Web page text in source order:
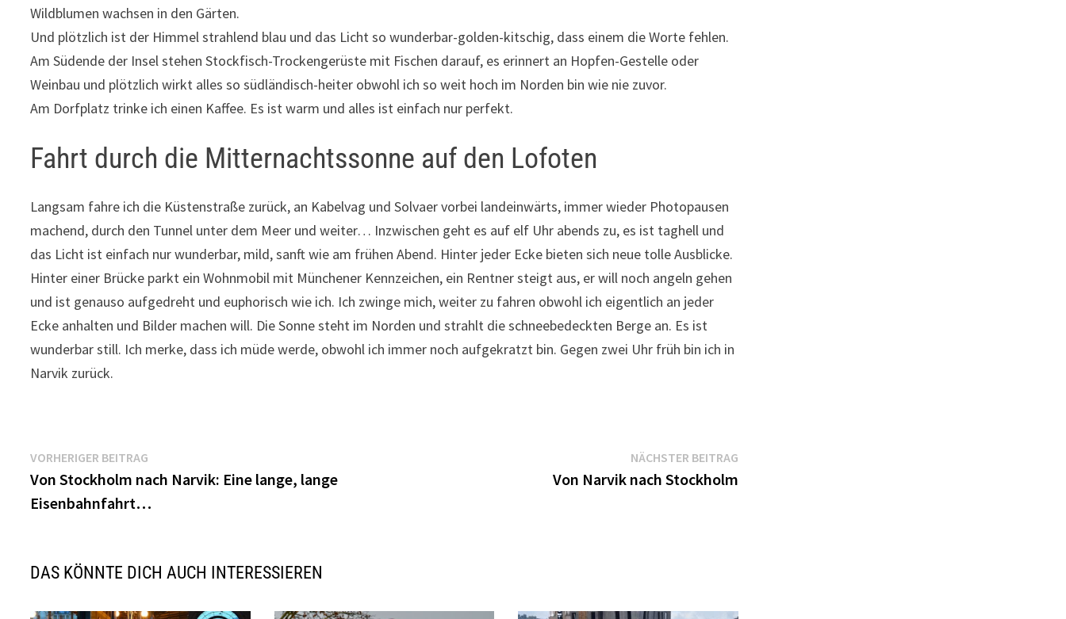
Wildblumen wachsen in den Gärten.
Und plötzlich ist der Himmel strahlend blau und das Licht so wunderbar-golden-kitschig, dass einem die Worte fehlen.
Am Südende der Insel stehen Stockfisch-Trockengerüste mit Fischen darauf, es erinnert an Hopfen-Gestelle oder
Weinbau und plötzlich wirkt alles so südländisch-heiter obwohl ich so weit hoch im Norden bin wie nie zuvor.
Am Dorfplatz trinke ich einen Kaffee. Es ist warm und alles ist einfach nur perfekt.
Fahrt durch die Mitternachtssonne auf den Lofoten
Langsam fahre ich die Küstenstraße zurück, an Kabelvag und Solvaer vorbei landeinwärts, immer wieder Photopausen
machend, durch den Tunnel unter dem Meer und weiter… Inzwischen geht es auf elf Uhr abends zu, es ist taghell und
das Licht ist einfach nur wunderbar, mild, sanft wie am frühen Abend. Hinter jeder Ecke bieten sich neue tolle Ausblicke.
Hinter einer Brücke parkt ein Wohnmobil mit Münchener Kennzeichen, ein Rentner steigt aus, er will noch angeln gehen
und ist genauso aufgedreht und euphorisch wie ich. Ich zwinge mich, weiter zu fahren obwohl ich eigentlich an jeder
Ecke anhalten und Bilder machen will. Die Sonne steht im Norden und strahlt die schneebedeckten Berge an. Es ist
wunderbar still. Ich merke, dass ich müde werde, obwohl ich immer noch aufgekratzt bin. Gegen zwei Uhr früh bin ich in
Narvik zurück.
Beitragsnavigation
VORHERIGER BEITRAG
Beitrag:
Von Stockholm nach Narvik: Eine lange, lange
Eisenbahnfahrt…
NÄCHSTER BEITRAGNächster
Beitrag:
Von Narvik nach Stockholm
DAS KÖNNTE DICH AUCH INTERESSIEREN